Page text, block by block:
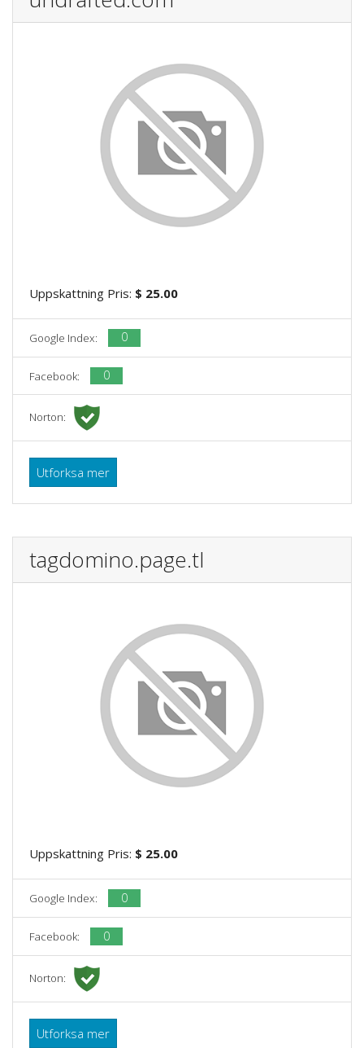
Uppskattning Pris: $ 25.00
Google Index: 0
Facebook: 0
Norton:
Utforksa mer
tagdomino.page.tl
Uppskattning Pris: $ 25.00
Google Index: 0
Facebook: 0
Norton:
Utforksa mer